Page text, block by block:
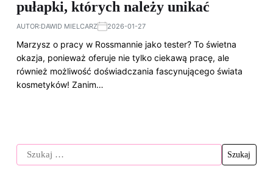
pułapki, których należy unikać
AUTOR:DAWID MIELCARZ 2026-01-27
Marzysz o pracy w Rossmannie jako tester? To świetna
okazja, ponieważ oferuje nie tylko ciekawą pracę, ale
również możliwość doświadczania fascynującego świata
kosmetyków! Zanim…